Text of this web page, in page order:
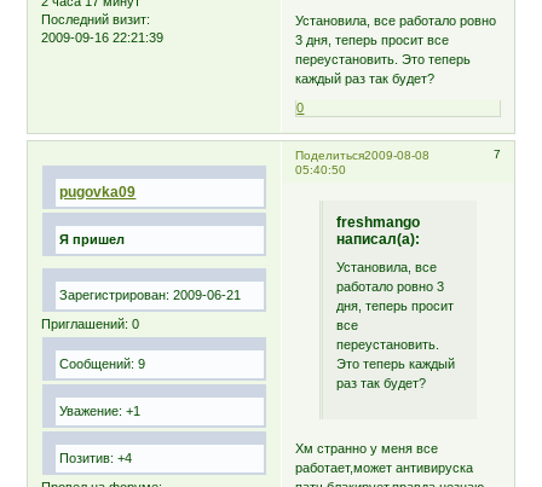
Последний визит:
2009-09-16 22:21:39
Установила, все работало ровно
3 дня, теперь просит все
переустановить. Это теперь
каждый раз так будет?
0
Поделиться 7
2009-08-08
05:40:50
pugovka09
Я пришел
Зарегистрирован: 2009-06-21
Приглашений: 0
Сообщений: 9
Уважение: +1
Позитив: +4
freshmango
написал(а):
Установила, все
работало ровно 3
дня, теперь просит
все
переустановить.
Это теперь каждый
раз так будет?
Хм странно у меня все
работает,может антивируска